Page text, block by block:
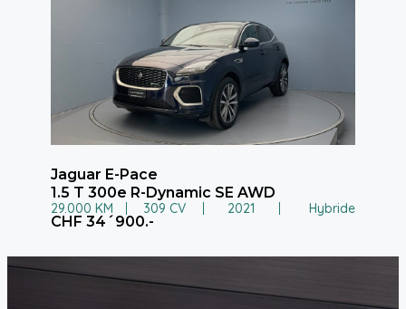
Jaguar E-Pace
1.5 T 300e R-Dynamic SE AWD
29.000 KM 309 CV 2021 Hybride
CHF 34´900.-